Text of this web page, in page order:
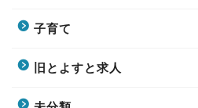
子育て
旧とよすと求人